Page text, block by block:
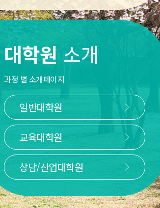
대학원 소개
과정 별 소개페이지
일반대학원
교육대학원
상담/산업대학원